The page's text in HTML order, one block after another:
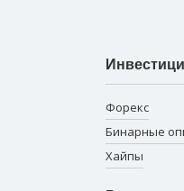
Форекс
Бинарные
Хайпы